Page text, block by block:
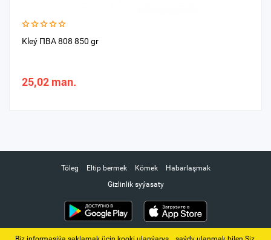
Kleý ПВА 808 850 gr
25,02 man.
Töleg Eltip bermek Kömek
Habarlaşmak
Gizlinlik syýasaty